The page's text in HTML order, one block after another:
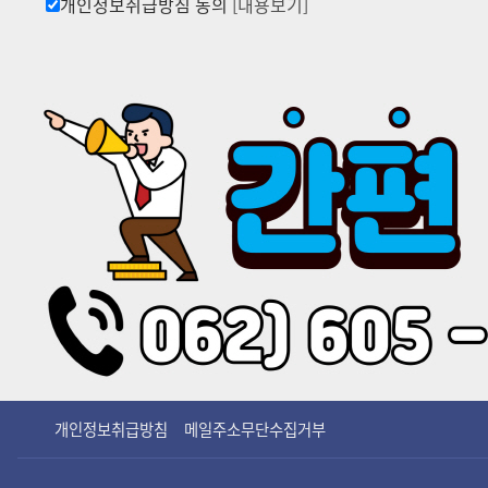
개인정보취급방침 메일주소무단수집거부